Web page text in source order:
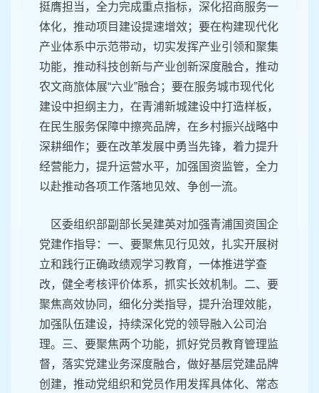
挺膺担当，全力完成重点指标，深化招商服务一
体化，推动项目建设提速增效；要在构建现代化
产业体系中示范带动，切实发挥产业引领和聚集
功能，推动科技创新与产业创新深度融合，推动
农文商旅体展“六业”融合；要在服务城市现代化
建设中担纲主力，在青浦新城建设中打造样板，
在民生服务保障中擦亮品牌，在乡村振兴战略中
深耕细作；要在改革发展中勇当先锋，着力提升
经营能力，提升运营水平，加强国资监管，全力
以赴推动各项工作落地见效、争创一流。
区委组织部副部长吴建英对加强青浦国资国企
党建作指导：一、要聚焦见行见效，扎实开展树
立和践行正确政绩观学习教育，一体推进学查
改，健全考核评价体系，抓实长效机制。二、要
聚焦高效协同，细化分类指导，提升治理效能，
加强队伍建设，持续深化党的领导融入公司治
理。三、要聚焦两个功能，抓好党员教育管理监
督，落实党建业务深度融合，做好基层党建品牌
创建，推动党组织和党员作用发挥具体化、常态